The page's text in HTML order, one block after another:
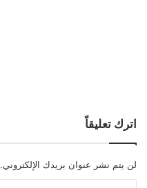
اترك تعليقاً
لن يتم نشر عنوان بريدك الإلكتروني.